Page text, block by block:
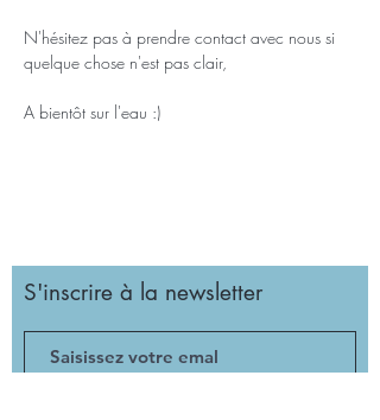
N'hésitez pas à prendre contact avec nous si
quelque chose n'est pas clair,
A bientôt sur l'eau :)
S'inscrire à la newsletter